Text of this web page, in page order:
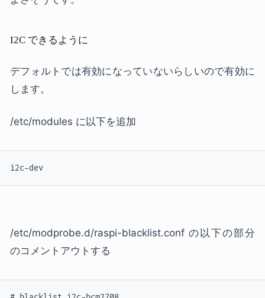
I2C できるように
デフォルトでは有効になっていないらしいので有効に
します。
/etc/modules に以下を追加
i2c-dev
/etc/modprobe.d/raspi-blacklist.conf の以下の部分
のコメントアウトする